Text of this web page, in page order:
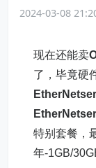
2024-03-08
现在还能卖
了，毕竟硬
特别套餐，
年-1GB/